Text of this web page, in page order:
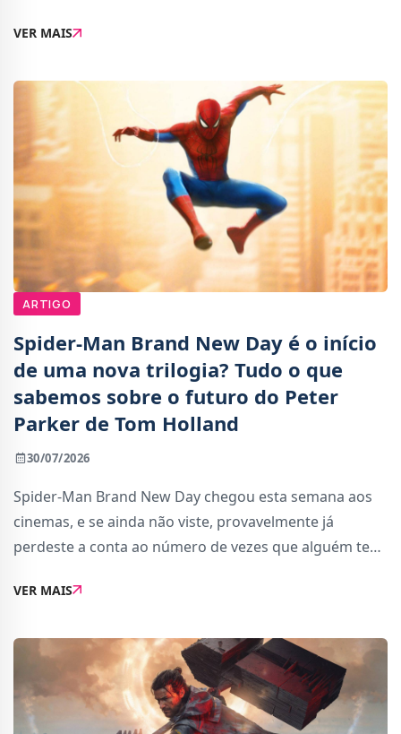
PS5 acumula agora 95,3 milhões de unidades e
VER MAIS
ARTIGO
Spider-Man Brand New Day é o início
de uma nova trilogia? Tudo o que
sabemos sobre o futuro do Peter
Parker de Tom Holland
30/07/2026
Spider-Man Brand New Day chegou esta semana aos
cinemas, e se ainda não viste, provavelmente já
perdeste a conta ao número de vezes que alguém te
para a nossa mini-review, que podes assistir no
VER MAIS